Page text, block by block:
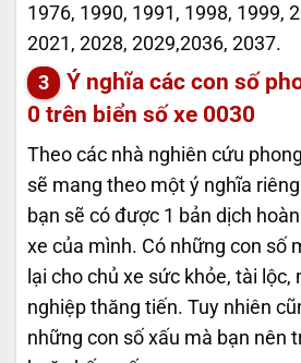
1976, 1990, 1991, 1998, 1999,
2021, 2028, 2029,2036, 2037.
Ý nghĩa các con số
0 trên biển số xe 0030
Theo các nhà nghiên cứu
sẽ mang theo một ý nghĩa
bạn sẽ có được 1 bản dịch
xe của mình. Có những con số
lại cho chủ xe sức khỏe, tài lộc,
nghiệp thăng tiến. Tuy nhiên
những con số xấu mà bạn nên